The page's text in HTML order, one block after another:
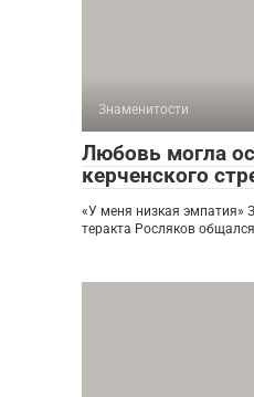
Знаменитости
Любовь могла
керченского
«У меня низкая эмпатия»
теракта Росляков